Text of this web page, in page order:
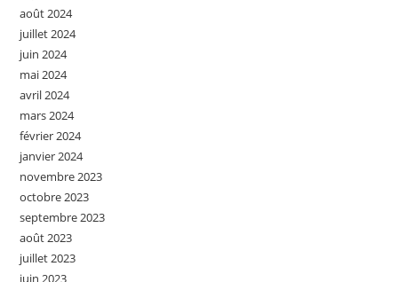
août 2024
juillet 2024
juin 2024
mai 2024
avril 2024
mars 2024
février 2024
janvier 2024
novembre 2023
octobre 2023
septembre 2023
août 2023
juillet 2023
juin 2023